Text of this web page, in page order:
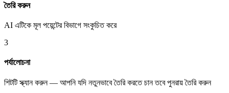
তৈরি করুন
AI এটিকে মূল পয়েন্টের বিভাগে সংকুচিত করে
3
পর্যালোচনা
শিটটি স্ক্যান করুন — আপনি যদি নতুনভাবে তৈরি করতে চান তবে পুনরায় তৈরি করুন